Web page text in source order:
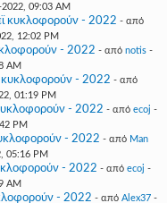
09:03 AM
κυκλοφορούν - 2022 - από
12:02 PM
- 2022 - από notis -
AM
κυκλοφορούν - 2022 - από
01:19 PM
- 2022 - από ecoj -
PM
- 2022 - από Man
05:16 PM
- 2022 - από ecoj -
AM
- 2022 - από Alex37-